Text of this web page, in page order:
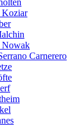
Koziar
Nowak
Carnerero